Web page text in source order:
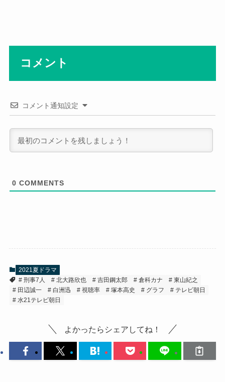
コメント
コメント通知設定
0 COMMENTS
2021夏ドラマ
刑事7人
北大路欣也 吉田鋼太郎 倉科カナ
東山紀之
田辺誠一
白洲迅 視聴率 塚本高史 グラフ
テレビ朝日
水21テレビ朝日
よかったらシェアしてね！